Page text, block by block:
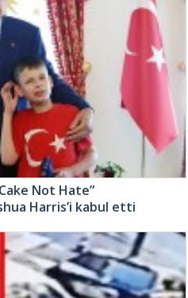
Not Hate”
Harris’i kabul etti